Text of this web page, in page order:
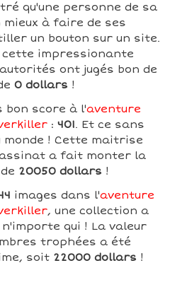
qu'une personne de sa
à faire de ses
un bouton sur un site.
cette impressionante
ont jugés bon de
0 dollars !
bon score à l'aventure
: 401. Et ce sans
! Cette maitrise
a fait monter la
20050 dollars !
images dans l'aventure
, une collection a
qui ! La valeur
trophées a été
soit 22000 dollars !